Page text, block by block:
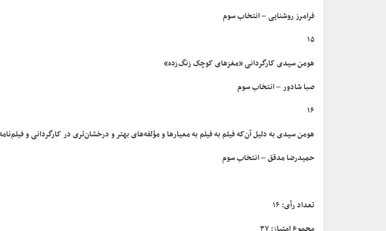
فرامرز روشنایی – انتخاب سوم
۱۵
هومن سیدی کارگردانی «مغزهای کوچک زنگ‌زده»
صبا شادور – انتخاب سوم
۱۶
هومن سیدی به دلیل آن‌که فیلم به فیلم به معیارها و مؤلفه‌های بهتر و درخشان‌تری در کارگردانی و
حمیدرضا مدقق – انتخاب سوم
تعداد رأی: ۱۶